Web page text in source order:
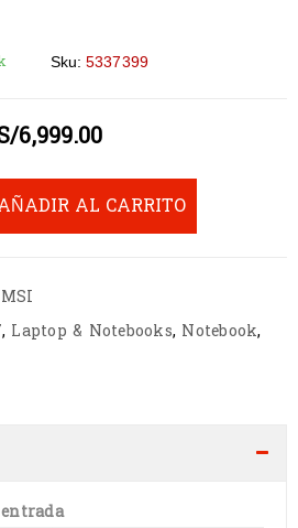
Sku: 5337399
6,999.00
AL CARRITO
MSI
, Laptop & Notebooks, Notebook,